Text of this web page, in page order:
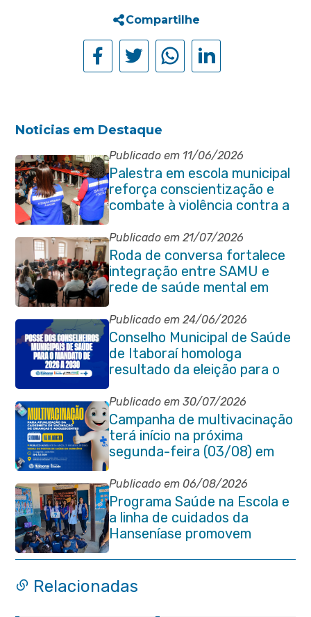
Compartilhe
Noticias em Destaque
Publicado em 11/06/2026
Palestra em escola municipal
reforça conscientização e
combate à violência contra a
pessoa idosa em Itaboraí
Publicado em 21/07/2026
Roda de conversa fortalece
integração entre SAMU e
rede de saúde mental em
Itaboraí
Publicado em 24/06/2026
Conselho Municipal de Saúde
de Itaboraí homologa
resultado da eleição para o
quadriênio 2026–2030
Publicado em 30/07/2026
Campanha de multivacinação
terá início na próxima
segunda-feira (03/08) em
Itaboraí
Publicado em 06/08/2026
Programa Saúde na Escola e
a linha de cuidados da
Hanseníase promovem
conscientização sobre
hanseníase na E.M Adelaide
de Magalhães Seabra
Relacionadas